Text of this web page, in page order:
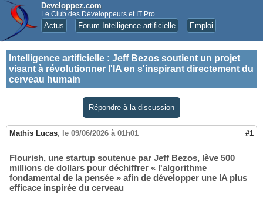
Developpez.com
Le Club des Développeurs et IT Pro
Actus Forum Intelligence artificielle Emploi
Intelligence artificielle : Jeff Bezos soutient un projet
visant à révolutionner l'IA en s'inspirant directement du
cerveau humain
Répondre à la discussion
Mathis Lucas, le 09/06/2026 à 01h01 #1
Flourish, une startup soutenue par Jeff Bezos, lève 500
millions de dollars pour déchiffrer « l'algorithme
fondamental de la pensée » afin de développer une IA plus
efficace inspirée du cerveau